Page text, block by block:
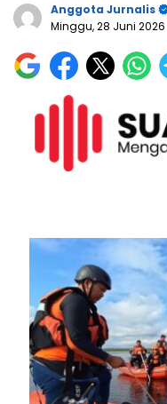
Anggota Jurnalis
Minggu, 28 Juni 2026